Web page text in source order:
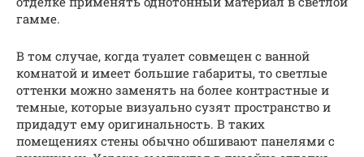
гамме.
В том случае, когда туалет совмещен с ванной
комнатой и имеет большие габариты, то светлые
оттенки можно заменять на более контрастные и
темные, которые визуально сузят пространство и
придадут ему оригинальность. В таких
помещениях стены обычно обшивают панелями с